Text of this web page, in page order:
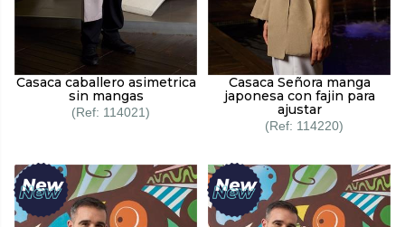
Casaca caballero asimetrica
sin mangas
114021
Casaca Señora manga
japonesa con fajin para
ajustar
114220